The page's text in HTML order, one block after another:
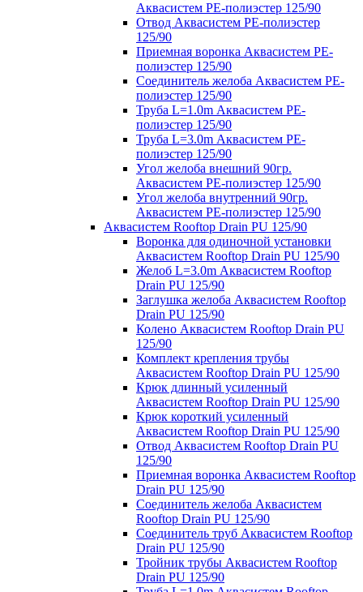
Аквасистем PE-полиэстер 125/90
Отвод Аквасистем РЕ-полиэстер
125/90
Приемная воронка Аквасистем PE-
полиэстер 125/90
Соединитель желоба Аквасистем PE-
полиэстер 125/90
Труба L=1.0m Аквасистем PE-
полиэстер 125/90
Труба L=3.0m Аквасистем PE-
полиэстер 125/90
Угол желоба внешний 90гр.
Аквасистем PE-полиэстер 125/90
Угол желоба внутренний 90гр.
Аквасистем PE-полиэстер 125/90
Аквасистем Rooftop Drain PU 125/90
Воронка для одиночной установки
Аквасистем Rooftop Drain PU 125/90
Желоб L=3.0m Аквасистем Rooftop
Drain PU 125/90
Заглушка желоба Аквасистем Rooftop
Drain PU 125/90
Колено Аквасистем Rooftop Drain PU
125/90
Комплект крепления трубы
Аквасистем Rooftop Drain PU 125/90
Крюк длинный усиленный
Аквасистем Rooftop Drain PU 125/90
Крюк короткий усиленный
Аквасистем Rooftop Drain PU 125/90
Отвод Аквасистем Rooftop Drain PU
125/90
Приемная воронка Аквасистем Rooftop
Drain PU 125/90
Соединитель желоба Аквасистем
Rooftop Drain PU 125/90
Соединитель труб Аквасистем Rooftop
Drain PU 125/90
Тройник трубы Аквасистем Rooftop
Drain PU 125/90